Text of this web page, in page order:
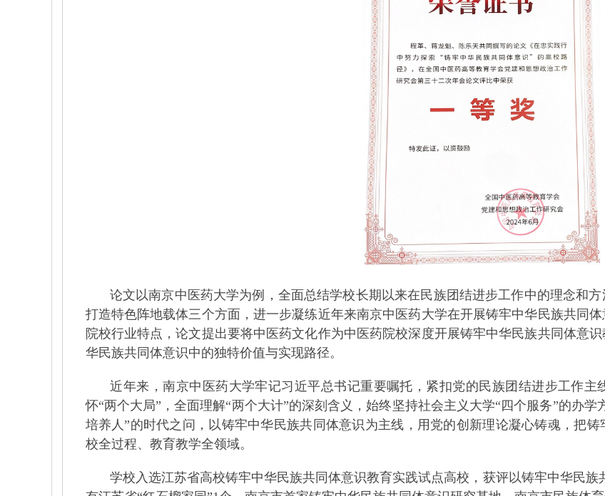
论文以南京中医药大学为例，全面总结学校长期以来在民族团结进步工作中的理念和
打造特色阵地载体三个方面，进一步凝练近年来南京中医药大学在开展铸牢中华民族共同
院校行业特点，论文提出要将中医药文化作为中医药院校深度开展铸牢中华民族共同体意
华民族共同体意识中的独特价值与实现路径。
近年来，南京中医药大学牢记习近平总书记重要嘱托，紧扣党的民族团结进步工作
怀“两个大局”，全面理解“两个大计”的深刻含义，始终坚持社会主义大学“四个服务”的办
培养人”的时代之问，以铸牢中华民族共同体意识为主线，用党的创新理论凝心铸魂，把
校全过程、教育教学全领域。
学校入选江苏省高校铸牢中华民族共同体意识教育实践试点高校，获评以铸牢中华民族